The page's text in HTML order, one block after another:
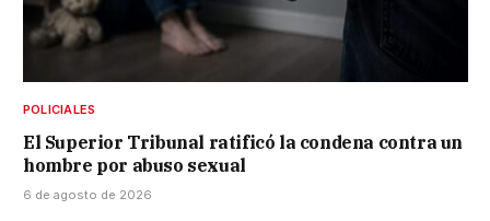
POLICIALES
El Superior Tribunal ratificó la condena contra un
hombre por abuso sexual
6 de agosto de 2026